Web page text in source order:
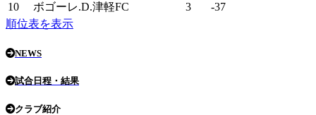
10
ボゴーレ.D.津軽FC 3
-37
順位表を表示
NEWS
試合日程・結果
クラブ紹介